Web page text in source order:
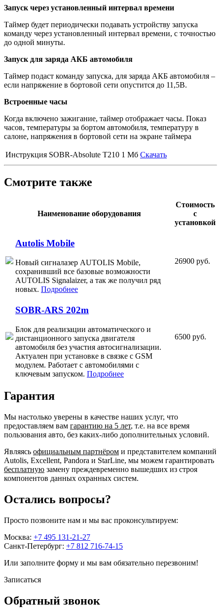
Запуск через установленный интервал времени
Таймер будет периодически подавать устройству запуска
команду через установленный интервал времени, с точностью
до одной минуты.
Запуск для заряда АКБ автомобиля
Таймер подаст команду запуска, для заряда АКБ автомобиля –
если напряжение в бортовой сети опустится до 11,5В.
Встроенные часы
Когда включено зажигание, таймер отображает часы. Показ
часов, температуры за бортом автомобиля, температуру в
салоне, напряжения в бортовой сети на экране таймера
Инструкция SOBR-Absolute T210 1 Мб Скачать
Смотрите также
Наименование оборудования
Стоимость
с
установкой
Autolis Mobile
Новый сигналазер AUTOLIS Mobile,
сохранивший все базовые возможности
AUTOLIS Signalaizer, а так же получил ряд
новых. Подробнее
26900 руб.
SOBR-ARS 202m
Блок для реализации автоматического и
дистанционного запуска двигателя
автомобиля без участия автосигнализации.
Актуален при установке в связке с GSM
модулем. Работает с автомобилями с
ключевым запуском. Подробнее
6500 руб.
Гарантия
Мы настолько уверены в качестве наших услуг, что
предоставляем вам гарантию на 5 лет, т.е. на все время
пользования авто, без каких-либо дополнительных условий.
Являясь официальным партнёром и представителем компаний
Autolis, Excellent, Pandora и StarLine, мы можем гарантировать
бесплатную замену преждевременно вышедших из строя
компонентов данных охранных систем.
Остались вопросы?
Просто позвоните нам и мы вас проконсультируем:
Москва: +7 495 131-21-27
Санкт-Петербург: +7 812 716-74-15
Или заполните форму и мы вам обязательно перезвоним!
Записаться
Обратный звонок